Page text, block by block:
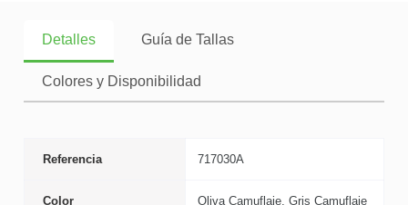
Detalles Guía de Tallas
Colores y Disponibilidad
Referencia 717030A
Color Oliva Camuflaje, Gris Camuflaje